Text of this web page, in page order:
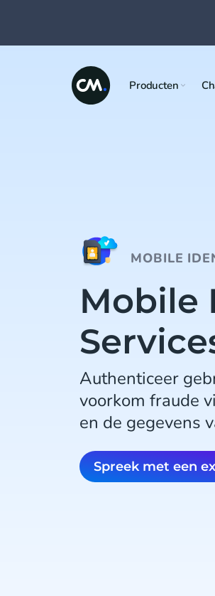
Producten
MOBILE
Mobile
Authenticeer
voorkom fraude
en de gegevens
Spreek met een